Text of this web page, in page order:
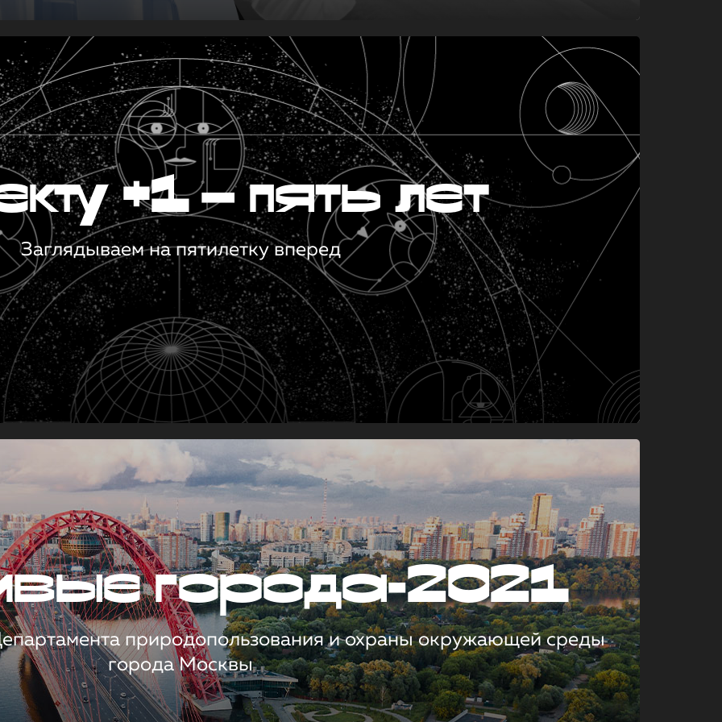
+1 — пять лет
Заглядываем на пятилетку вперед
города-2021
природопользования и охраны окружающей среды
города Москвы